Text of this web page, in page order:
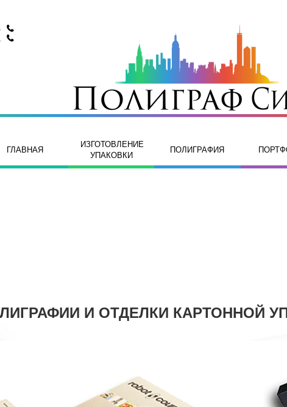
ГЛАВНАЯ
ИЗГОТОВЛЕНИЕ
УПАКОВКИ
ПОЛИГРАФИЯ
И ОТДЕЛКИ КАРТОННОЙ